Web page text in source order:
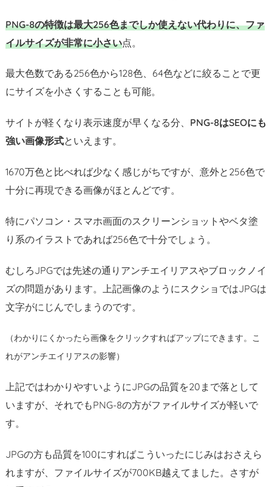
な
ら
選
と
い
4.
と
め：
o
r
P
r
e
s
や
ロ
グ
E
に
PNG-8の特徴は最大256色までしか使えない代わりに、ファ
イルサイズが非常に小さい点。
最大色数である256色から128色、64色などに絞ることで更
にサイズを小さくすることも可能。
サイトが軽くなり表示速度が早くなる分、 PNG-8はSEOにも
強い画像形式といえます。
1670万色と比べれば少なく感じがちですが、意外と256色で
十分に再現できる画像がほとんどです。
特にパソコン・スマホ画面のスクリーンショットやベタ塗
り系のイラストであれば256色で十分でしょう。
むしろJPGでは先述の通りアンチエイリアスやブロックノイ
ズの問題があります。上記画像のようにスクショではJPGは
文字がにじんでしまうのです。
（わかりにくかったら画像をクリックすればアップにできます。こ
れがアンチエイリアスの影響）
上記ではわかりやすいようにJPGの品質を20まで落として
いますが、それでもPNG-8の方がファイルサイズが軽いで
す。
JPGの方も品質を100にすればこういったにじみはおさえら
れますが、ファイルサイズが700KB越えてました。さすが